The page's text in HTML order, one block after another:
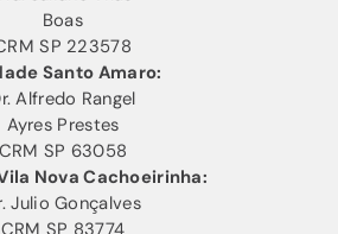
Boas
SP 223578
Santo Amaro:
Alfredo Rangel
Ayres Prestes
CRM SP 63058
Nova Cachoeirinha:
Julio Gonçalves